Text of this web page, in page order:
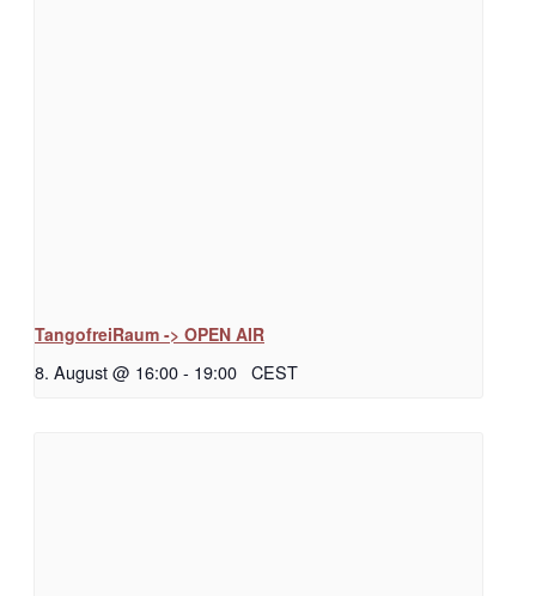
TangofreiRaum -> OPEN AIR
8. August @ 16:00- 19:00 CEST